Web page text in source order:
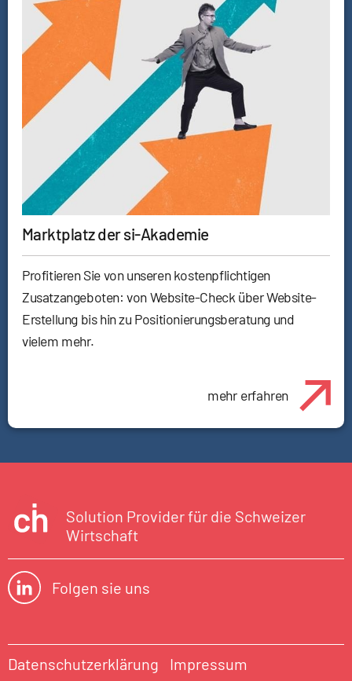
Marktplatz der si-Akademie
Profitieren Sie von unseren kostenpflichtigen
Zusatzangeboten: von Website-Check über Website-
Erstellung bis hin zu Positionierungsberatung und
vielem mehr.
mehr erfahren
Solution Provider für die Schweizer
Wirtschaft
Folgen sie uns
Datenschutzerklärung Impressum